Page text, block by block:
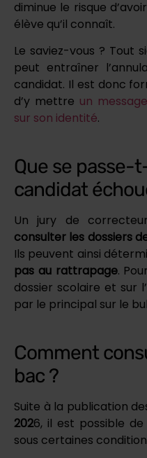
diminue le risque
élève qu’il connaît.
Le saviez-vous ? Tout
peut entraîner
candidat. Il est donc
d’y mettre un
sur son identité.
Que se passe-
candidat
Un jury de
consulter les dossiers
Ils peuvent ainsi
pas au rattrapage.
dossier scolaire et sur
par le principal sur le
Comment
bac ?
Suite à la publication
2026, il est possible de
sous certaines